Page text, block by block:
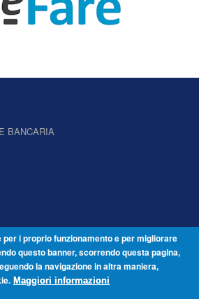
BANCARIA
delle Fondazioni - Periodico telematico
n.7 del 22/07/2014 – ISSN 2421-2466
- Dorsoduro 3488/U - 30123 Venezia - Italia -
i proprio funzionamento e per migliorare
questo banner, scorrendo questa pagina,
la navigazione in altra maniera,
Maggiori informazioni